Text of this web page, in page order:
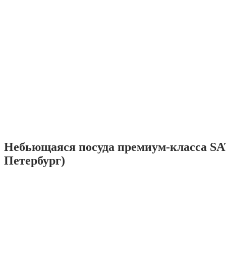
Небьющаяся посуда премиум-класса
Петербург)